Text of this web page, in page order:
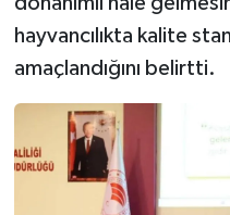
hayvancılıkta kalite
amaçlandığını belirtti.